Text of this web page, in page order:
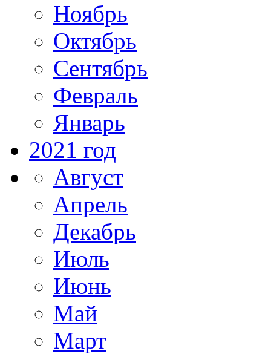
Ноябрь
Октябрь
Сентябрь
Февраль
Январь
2021 год
Август
Апрель
Декабрь
Июль
Июнь
Май
Март